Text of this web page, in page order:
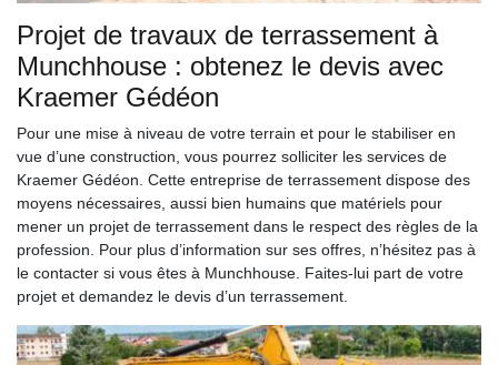
Projet de travaux de terrassement à
Munchhouse : obtenez le devis avec
Kraemer Gédéon
Pour une mise à niveau de votre terrain et pour le stabiliser en
vue d’une construction, vous pourrez solliciter les services de
Kraemer Gédéon. Cette entreprise de terrassement dispose des
moyens nécessaires, aussi bien humains que matériels pour
mener un projet de terrassement dans le respect des règles de la
profession. Pour plus d’information sur ses offres, n’hésitez pas à
le contacter si vous êtes à Munchhouse. Faites-lui part de votre
projet et demandez le devis d’un terrassement.